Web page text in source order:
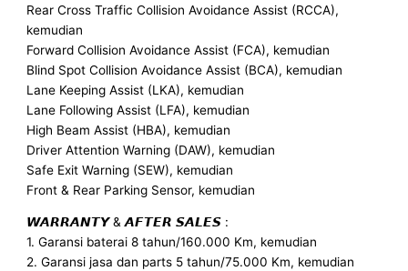
Rear Cross Traffic Collision Avoidance Assist (RCCA),
kemudian
Forward Collision Avoidance Assist (FCA), kemudian
Blind Spot Collision Avoidance Assist (BCA), kemudian
Lane Keeping Assist (LKA), kemudian
Lane Following Assist (LFA), kemudian
High Beam Assist (HBA), kemudian
Driver Attention Warning (DAW), kemudian
Safe Exit Warning (SEW), kemudian
Front & Rear Parking Sensor, kemudian
𝙒𝘼𝙍𝙍𝘼𝙉𝙏𝙔 & 𝘼𝙁𝙏𝙀𝙍 𝙎𝘼𝙇𝙀𝙎 :
1. Garansi baterai 8 tahun/160.000 Km, kemudian
2. Garansi jasa dan parts 5 tahun/75.000 Km, kemudian